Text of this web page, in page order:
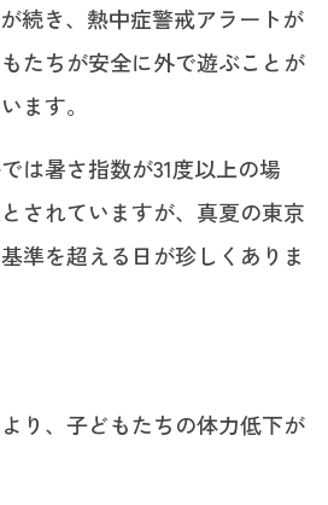
続き、熱中症警戒アラートが
たちが安全に外で遊ぶことが
ます。
は暑さ指数が31度以上の場
されていますが、真夏の東京
準を超える日が珍しくありま
り、子どもたちの体力低下が